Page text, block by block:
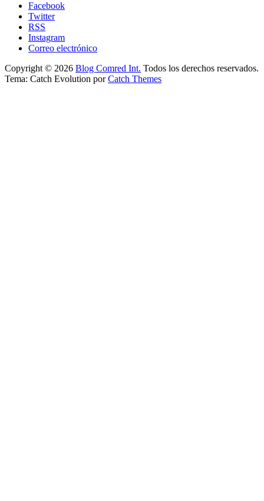
Facebook
Twitter
RSS
Instagram
Correo electrónico
Copyright © 2026 Blog Comred Int. Todos los derechos reservados.
Tema: Catch Evolution porCatch Themes